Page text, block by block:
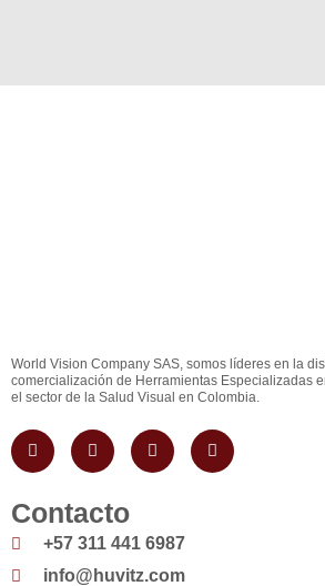
World Vision Company SAS, somos líderes en la
comercialización de Herramientas Especializadas
el sector de la Salud Visual en Colombia.
I
n
s
a
g
m
F
a
c
b
o
o
k
W
h
a
p
p
Y
o
u
Contacto
+57 311 441 6987
info@huvitz.com